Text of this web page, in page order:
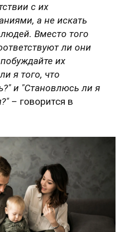
с их
а не искать
Вместо того
ли они
их
я того, что
и "Становлюсь ли я
– говорится в